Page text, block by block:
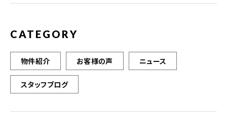
CATEGORY
物件紹介 お客様の声 ニュース
スタッフブログ